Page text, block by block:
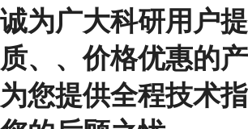
诚为广大科研用户
质、、价格优惠的
为您提供全程技术